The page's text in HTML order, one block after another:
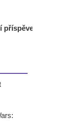
příspěvek